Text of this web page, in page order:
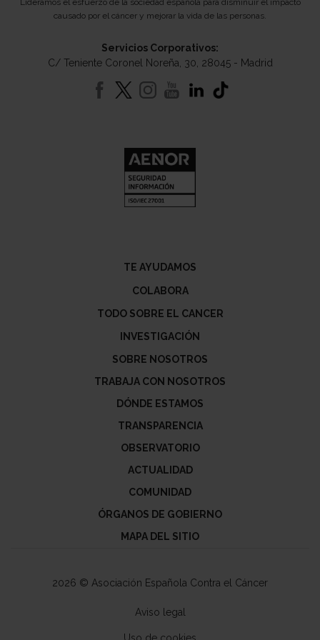
Lideramos el esfuerzo de la sociedad española para disminuir el impacto
causado por el cáncer y mejorar la vida de las personas.
Servicios Corporativos:
C/ Teniente Coronel Noreña, 30, 28045 - Madrid
TE AYUDAMOS
COLABORA
TODO SOBRE EL CANCER
INVESTIGACIÓN
SOBRE NOSOTROS
TRABAJA CON NOSOTROS
DÓNDE ESTAMOS
TRANSPARENCIA
OBSERVATORIO
ACTUALIDAD
COMUNIDAD
ÓRGANOS DE GOBIERNO
MAPA DEL SITIO
2026 © Asociación Española Contra el Cáncer
Aviso legal